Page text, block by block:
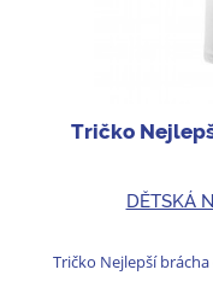
Tričko
DĚTSKÁ
Tričko Nejlepší